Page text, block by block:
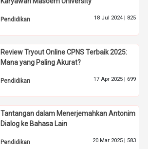
Pendidikan 18 Jul 2024 | 825
Review Tryout Online CPNS Terbaik 2025:
Mana yang Paling Akurat?
Pendidikan 17 Apr 2025 | 699
Tantangan dalam Menerjemahkan Antonim
Dialog ke Bahasa Lain
Pendidikan 20 Mar 2025 | 583